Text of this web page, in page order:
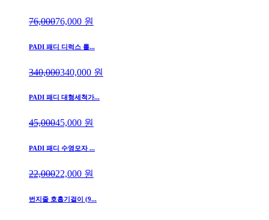
76,00076,000 원
PADI 패디 디럭스 롤...
340,000340,000 원
PADI 패디 대형세척가...
45,00045,000 원
PADI 패디 수영모자 ...
22,00022,000 원
번지줄 호흡기걸이 (9...